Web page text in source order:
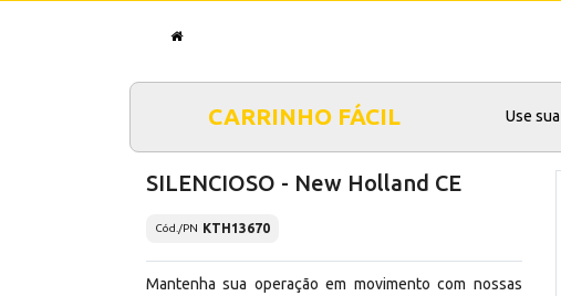
CARRINHO FÁCIL Use
SILENCIOSO - New Holland CE
Cód./PN KTH13670
Mantenha sua operação em movimento com nossas